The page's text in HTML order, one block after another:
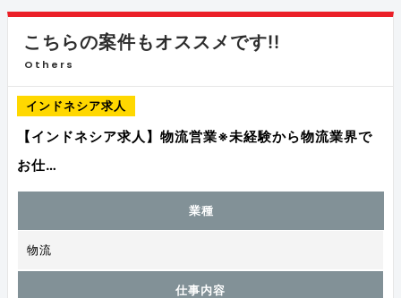
こちらの案件もオススメです!!
Others
インドネシア求人
【インドネシア求人】物流営業※未経験から物流業界で
お仕…
業種
物流
仕事内容